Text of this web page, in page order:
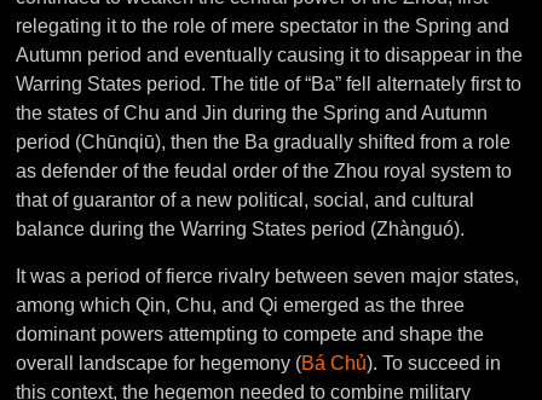
relegating it to the role of mere spectator in the Spring and
Autumn period and eventually causing it to disappear in the
Warring States period. The title of “Ba” fell alternately first to
the states of Chu and Jin during the Spring and Autumn
period (Chūnqiū), then the Ba gradually shifted from a role
as defender of the feudal order of the Zhou royal system to
that of guarantor of a new political, social, and cultural
balance during the Warring States period (Zhànguó).
It was a period of fierce rivalry between seven major states,
among which Qin, Chu, and Qi emerged as the three
dominant powers attempting to compete and shape the
overall landscape for hegemony (Bá Chủ). To succeed in
this context, the hegemon needed to combine military